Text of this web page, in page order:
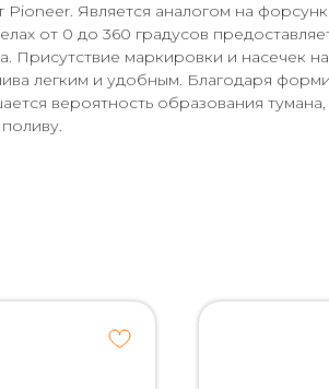
Pioneer. Является аналогом на
от 0 до 360 градусов
Присутствие маркировки и насечек
легким и удобным. Благодаря
вероятность образования